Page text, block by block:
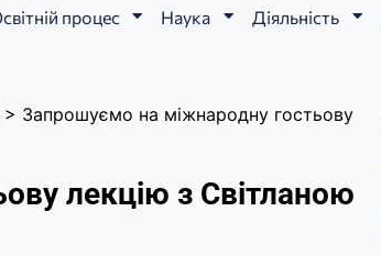
процес Наука Діяльність
> Запрошуємо на міжнародну гостьову
лекцію з Світланою